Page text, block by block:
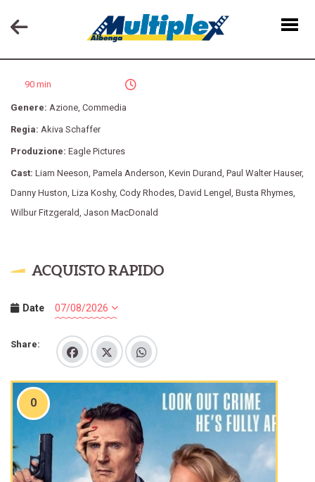
UNA PALLOTTOLA SPUNTATA
90 min
Genere: Azione, Commedia
Regia: Akiva Schaffer
Produzione: Eagle Pictures
Cast: Liam Neeson, Pamela Anderson, Kevin Durand, Paul Walter Hauser,
Danny Huston, Liza Koshy, Cody Rhodes, David Lengel , Busta Rhymes,
Wilbur Fitzgerald, Jason MacDonald
ACQUISTO RAPIDO
Date
Share:
0